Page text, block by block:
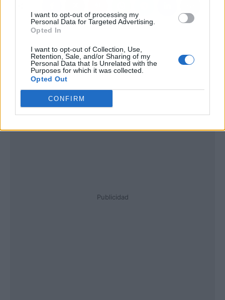
I want to opt-out of processing my
Personal Data for Targeted Advertising.
Opted In
I want to opt-out of Collection, Use,
Retention, Sale, and/or Sharing of my
Personal Data that Is Unrelated with the
Purposes for which it was collected.
Opted Out
CONFIRM
Publicidad